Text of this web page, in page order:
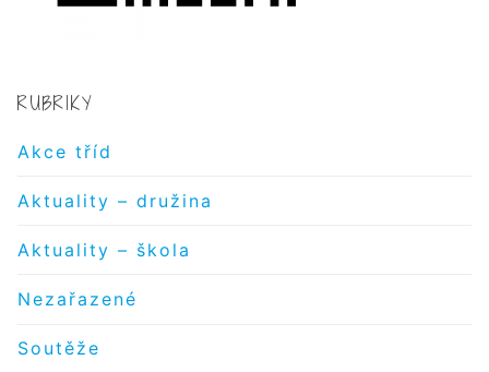
RUBRIKY
Akce tříd
Aktuality – družina
Aktuality – škola
Nezařazené
Soutěže